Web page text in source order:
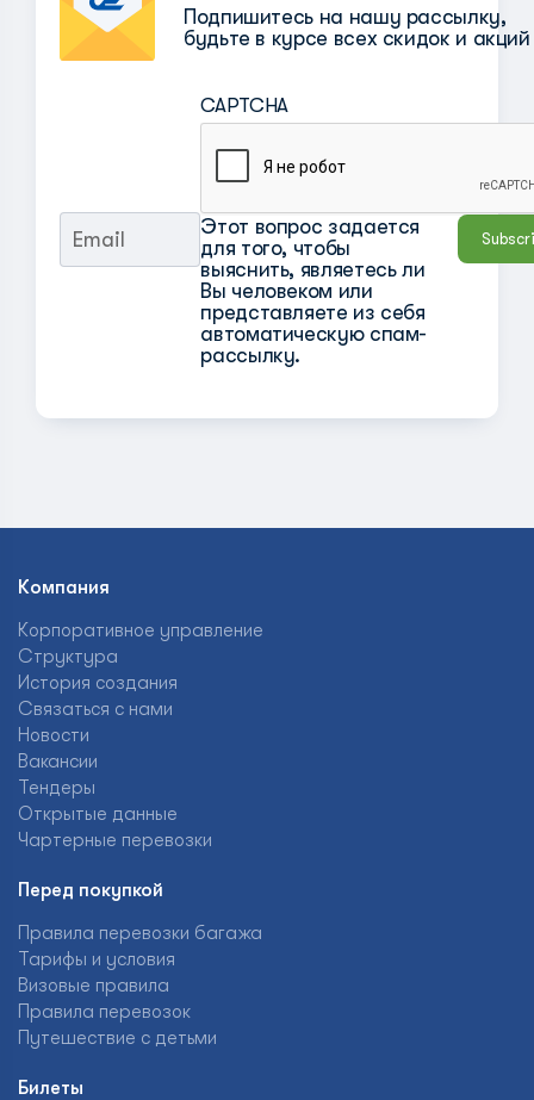
Подпишитесь на нашу рассылку,
будьте в курсе всех скидок и акций
CAPTCHA
Этот вопрос задается
для того, чтобы
выяснить, являетесь ли
Вы человеком или
представляете из себя
автоматическую спам-
рассылку.
Компания
Корпоративное управление
Структура
История создания
Связаться с нами
Новости
Вакансии
Тендеры
Открытые данные
Чартерные перевозки
Перед покупкой
Правила перевозки багажа
Тарифы и условия
Визовые правила
Правила перевозок
Путешествие с детьми
Билеты